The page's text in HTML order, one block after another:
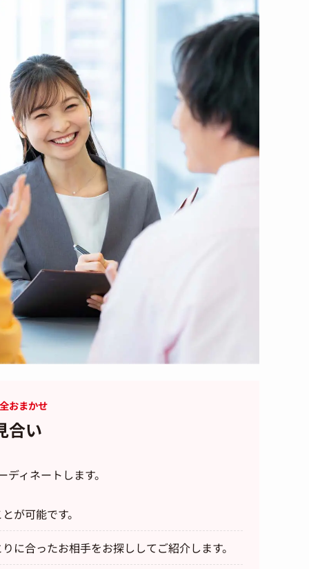
おまかせ
合い
ィネートします。
が可能です。
に合ったお相手をお探ししてご紹介します。